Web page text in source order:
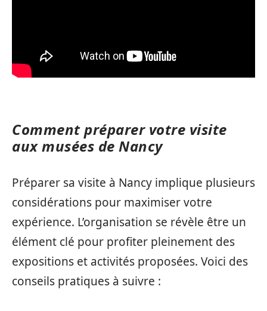
Comment préparer votre visite
aux musées de Nancy
Préparer sa visite à Nancy implique plusieurs
considérations pour maximiser votre
expérience. L’organisation se révèle être un
élément clé pour profiter pleinement des
expositions et activités proposées. Voici des
conseils pratiques à suivre :